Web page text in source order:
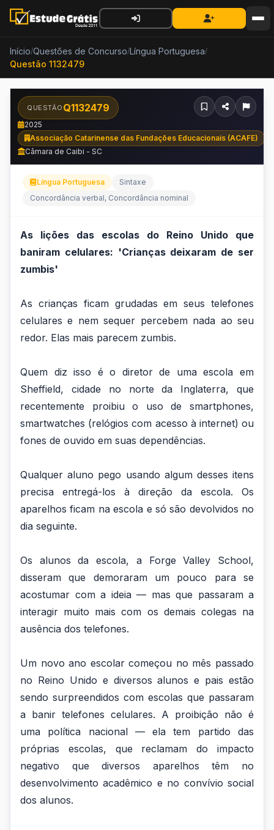
Início/Questões de Concurso/Língua Portuguesa/
Questão 1132479
QUESTÃO Q1132479
2025
Associação Catarinense das Fundações Educacionais (ACAFE)
Câmara de Caibi - SC
Língua Portuguesa
Sintaxe
Concordância verbal, Concordância nominal
As
lições
escolas
do
Unido
que
baniram...
As lições das escolas do Reino Unido que
baniram celulares: 'Crianças deixaram de ser
zumbis'
As crianças ficam grudadas em seus telefones
celulares e nem sequer percebem nada ao seu
redor. Elas mais parecem zumbis.
Quem diz isso é o diretor de uma escola em
Sheffield, cidade no norte da Inglaterra, que
recentemente proibiu o uso de smartphones,
smartwatches (relógios com acesso à internet) ou
fones de ouvido em suas dependências.
Qualquer aluno pego usando algum desses itens
precisa entregá-los à direção da escola. Os
aparelhos ficam na escola e só são devolvidos no
dia seguinte.
Os alunos da escola, a Forge Valley School,
disseram que demoraram um pouco para se
acostumar com a ideia — mas que passaram a
interagir muito mais com os demais colegas na
ausência dos telefones.
Um novo ano escolar começou no mês passado
no Reino Unido e diversos alunos e pais estão
sendo surpreendidos com escolas que passaram
a banir telefones celulares. A proibição não é
uma política nacional — ela tem partido das
próprias escolas, que reclamam do impacto
negativo que diversos aparelhos têm no
desenvolvimento acadêmico e no convívio social
dos alunos.